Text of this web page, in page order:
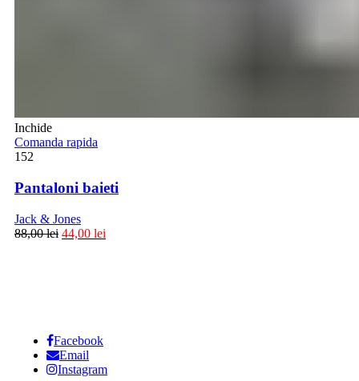
Inchide
Comanda rapida
152
Pantaloni baieti
Jack & Jones
88,00lei 44,00 lei
Facebook
Email
Instagram